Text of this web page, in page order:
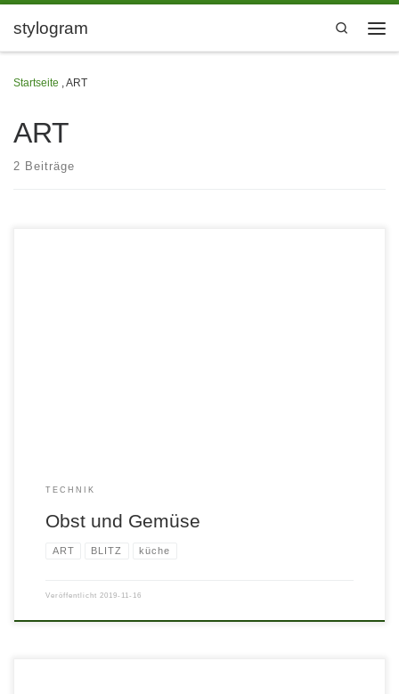
Zum Inhalt springen
stylogram
Search
Startseite ,ART
ART
2 Beiträge
TECHNIK
Obst und Gemüse
ART BLITZ küche
Veröffentlicht 2019-11-16